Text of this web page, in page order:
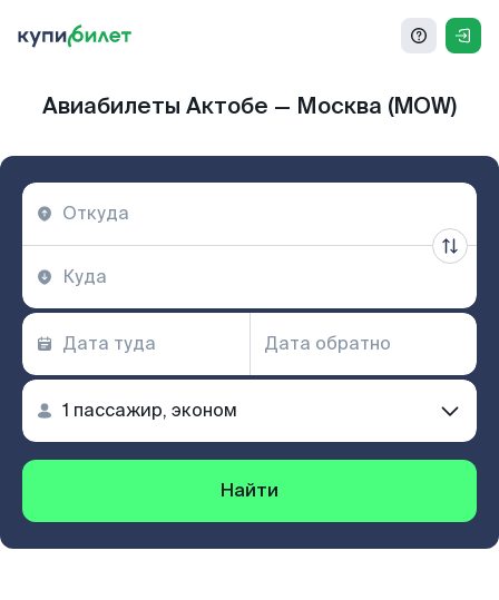
Авиабилеты Актобе — Москва (MOW)
Найти